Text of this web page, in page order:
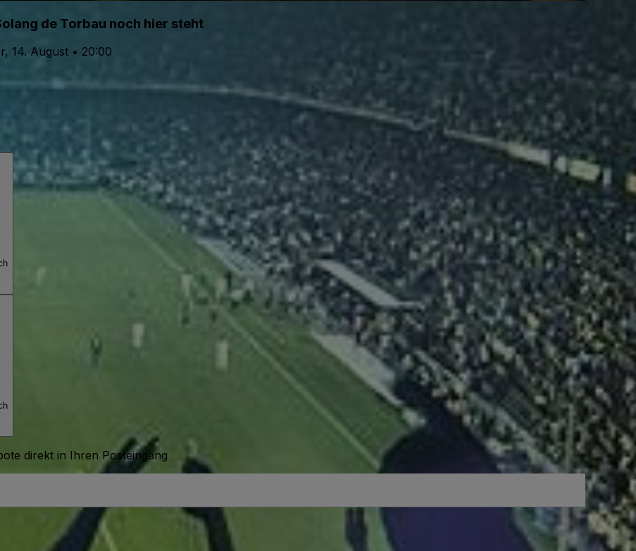
de Torbau noch hier steht
14. August • 20:00
direkt in Ihren Posteingang